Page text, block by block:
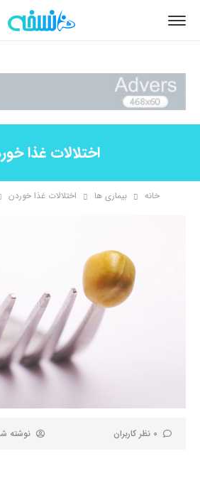
اختلالات غذا
خانه بیماری ها اختلالات غذا خوردن
0 نظر کاربران نوشته